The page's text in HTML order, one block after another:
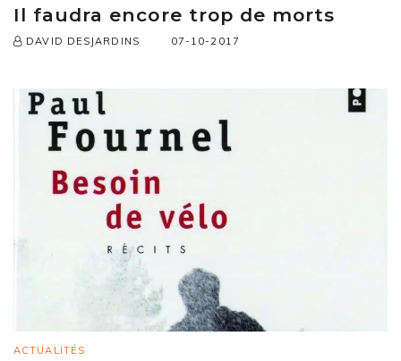
Il faudra encore trop de morts
DAVID DESJARDINS 07-10-2017
ACTUALITÉS